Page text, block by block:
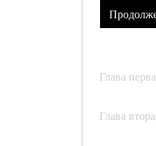
Глава
Глава